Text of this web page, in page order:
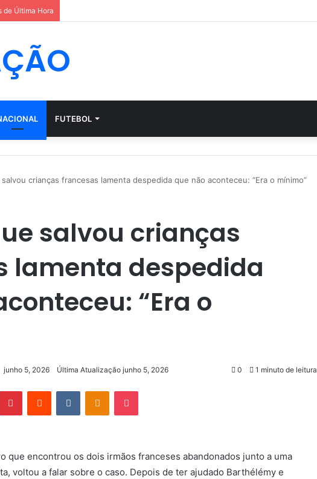
de Última Hora
FUTEBOL
crianças francesas lamenta despedida que não aconteceu: “Era o mínimo”
salvou crianças
lamenta despedida
“Era o
junho 5, 2026 Última Atualização junho 5, 2026 0 1 minuto de leitura
PinterestReddit VK OK Pocket
que encontrou os dois irmãos franceses abandonados junto a uma
voltou a falar sobre o caso. Depois de ter ajudado Barthélémy e